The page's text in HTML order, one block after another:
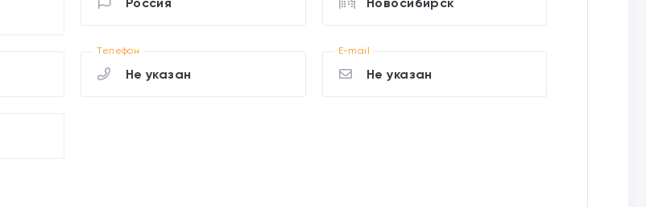
Телефон
Не указан
E-mail
Не указан